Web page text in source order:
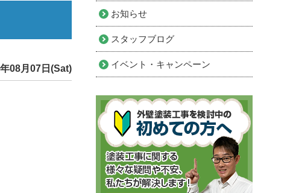
08月07日(Sat)
お知らせ
スタッフブログ
イベント・キャンペーン